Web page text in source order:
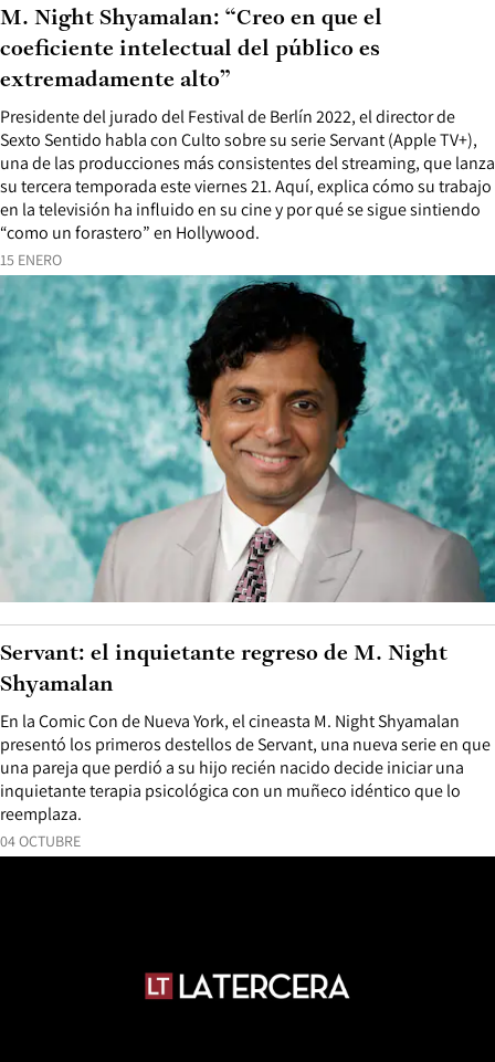
15 ENERO
Presidente del jurado del Festival de Berlín 2022, el director de
Sexto Sentido habla con Culto sobre su serie Servant (Apple TV+),
una de las producciones más consistentes del streaming, que lanza
su tercera temporada este viernes 21. Aquí, explica cómo su trabajo
en la televisión ha influido en su cine y por qué se sigue sintiendo
“como un forastero” en Hollywood.
M. Night Shyamalan: “Creo en que el
coeficiente intelectual del público es
extremadamente alto”
04 OCTUBRE
En la Comic Con de Nueva York, el cineasta M. Night Shyamalan
presentó los primeros destellos de Servant, una nueva serie en que
una pareja que perdió a su hijo recién nacido decide iniciar una
inquietante terapia psicológica con un muñeco idéntico que lo
reemplaza.
Servant: el inquietante regreso de M. Night
Shyamalan